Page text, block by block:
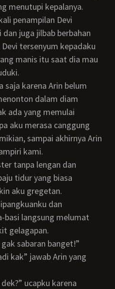
menutupi kepalanya.
penampilan Devi
juga jilbab berbahan
tersenyum kepadaku
manis itu saat dia mau
dalam diam
ada yang memulai
aku merasa canggung
sampai akhirnya Arin
kami.
tidur yang biasa
aku gregetan.
basi langsung melumat
gelagapan.
gak sabaran banget!”